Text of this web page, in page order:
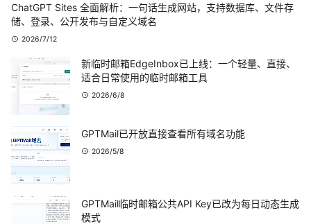
ChatGPT Sites 全面解析：一句话生成网站，支持数据库、文件存
储、登录、公开发布与自定义域名
2026/7/12
新临时邮箱EdgeInbox已上线：一个轻量、直接、
适合日常使用的临时邮箱工具
2026/6/8
GPTMail已开放直接查看所有域名功能
2026/5/8
GPTMail临时邮箱公共API Key已改为每日动态生成
模式